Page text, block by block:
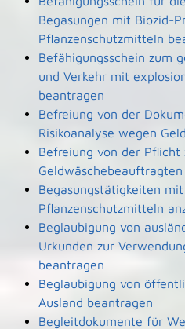
Begasungen mit Biozid-
Pflanzenschutzmitteln
Befähigungsschein zum
und Verkehr mit
beantragen
Befreiung von der
Risikoanalyse wegen
Befreiung von der Pflicht
Begasungstätigkeiten
Pflanzenschutzmitteln
Beglaubigung von
Urkunden zur
beantragen
Beglaubigung von
Ausland beantragen
Begleitdokumente für